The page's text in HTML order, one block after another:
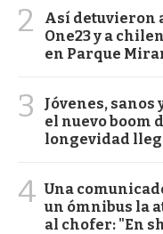
2
Así detuvieron
One23 y a
en Parque
3
Jóvenes, sanos
el nuevo boom
longevidad
4 Una
un ómnibus la
al chofer: "En